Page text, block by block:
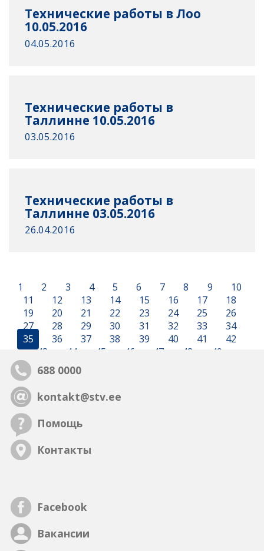
Технические работы в Лоо
10.05.2016
04.05.2016
Технические работы в
Таллинне 10.05.2016
03.05.2016
Технические работы в
Таллинне 03.05.2016
26.04.2016
1 2 3 4 5 6 7 8 9
10
11
12 13 14 15 16 17
18
19
20 21 22 23 24 25
26
27
28 29 30 31 32 33
34
35
36 37 38 39 40 41
42
43
44 45 46 47 48 49
688 0000
kontakt@stv.ee
Помощь
Контакты
Facebook
Вакансии